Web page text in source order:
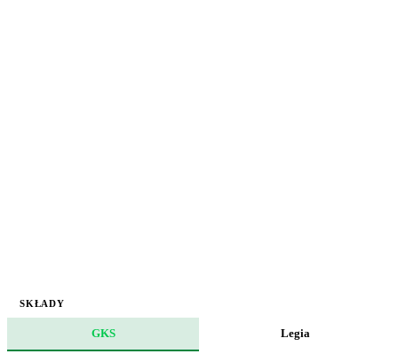
SKŁADY
GKS Legia